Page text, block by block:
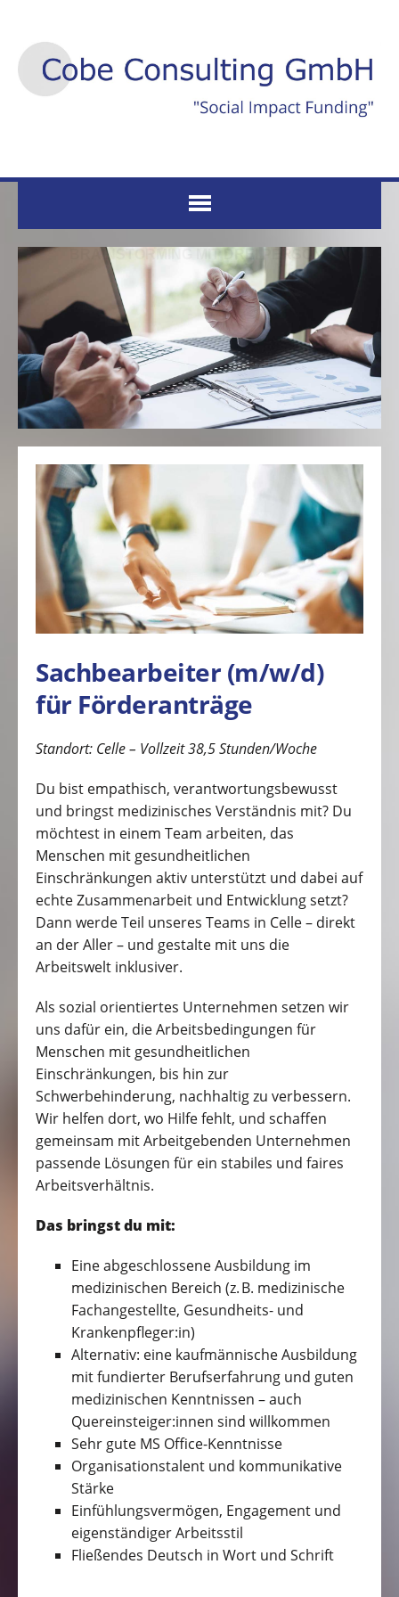
Sachbearbeiter (m/w/d)
für Förderanträge
Standort: Celle – Vollzeit 38,5 Stunden/Woche
Du bist empathisch, verantwortungsbewusst
und bringst medizinisches Verständnis mit? Du
möchtest in einem Team arbeiten, das
Menschen mit gesundheitlichen
Einschränkungen aktiv unterstützt und dabei auf
echte Zusammenarbeit und Entwicklung setzt?
Dann werde Teil unseres Teams in Celle – direkt
an der Aller – und gestalte mit uns die
Arbeitswelt inklusiver.
Als sozial orientiertes Unternehmen setzen wir
uns dafür ein, die Arbeitsbedingungen für
Menschen mit gesundheitlichen
Einschränkungen, bis hin zur
Schwerbehinderung, nachhaltig zu verbessern.
Wir helfen dort, wo Hilfe fehlt, und schaffen
gemeinsam mit Arbeitgebenden Unternehmen
passende Lösungen für ein stabiles und faires
Arbeitsverhältnis.
Das bringst du mit:
Eine abgeschlossene Ausbildung im
medizinischen Bereich (z. B. medizinische
Fachangestellte, Gesundheits- und
Krankenpfleger:in)
Alternativ: eine kaufmännische Ausbildung
mit fundierter Berufserfahrung und guten
medizinischen Kenntnissen – auch
Quereinsteiger:innen sind willkommen
Sehr gute MS Office-Kenntnisse
Organisationstalent und kommunikative
Stärke
Einfühlungsvermögen, Engagement und
eigenständiger Arbeitsstil
Fließendes Deutsch in Wort und Schrift